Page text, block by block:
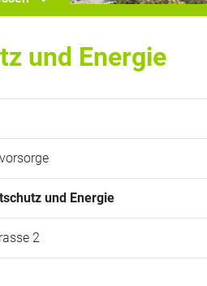
und Energie
und Energie
2